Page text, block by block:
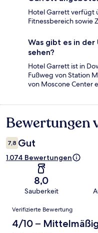
Hotel Garrett verfügt
Fitnessbereich sowie
Was gibt es in
sehen?
Hotel Garrett ist in
Fußweg von Station
von Moscone Center
Bewertungen
Bewertungen
7,8 Gut
1.074 Bewertungen
8,0
Sauberkeit
Bewertungen
Verifizierte Bewertung
4/10 –